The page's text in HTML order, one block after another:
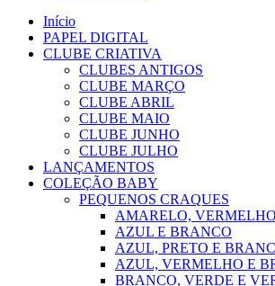
Início
PAPEL DIGITAL
CLUBE CRIATIVA
CLUBES ANTIGOS
CLUBE MARÇO
CLUBE ABRIL
CLUBE MAIO
CLUBE JUNHO
CLUBE JULHO
LANÇAMENTOS
COLEÇÃO BABY
PEQUENOS CRAQUES
AMARELO,
AZUL E BRANCO
AZUL, PRETO E
AZUL, VERMELHO E
BRANCO, VERDE E